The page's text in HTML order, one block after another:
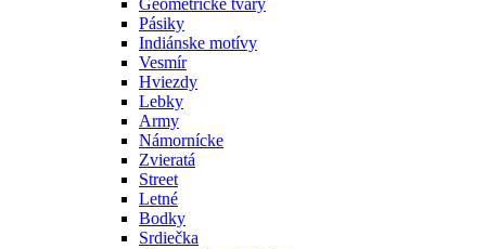
Pásiky
Indiánske motívy
Vesmír
Hviezdy
Lebky
Army
Námornícke
Zvieratá
Street
Letné
Bodky
Srdiečka